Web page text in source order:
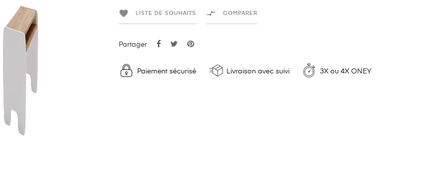
 LISTE DE SOUHAITS  COMPARER
Partager
Paiement sécurisé Livraison avec suivi 3X ou 4X ONEY